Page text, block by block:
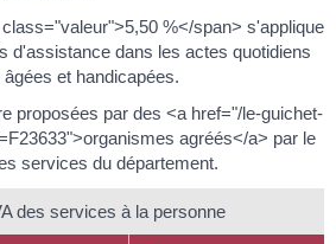
%</span> s'applique
d'assistance dans les actes quotidiens
et handicapées.
proposées par des <a href="/le-guichet-
agréés</a> par le
services du département.
des services à la personne